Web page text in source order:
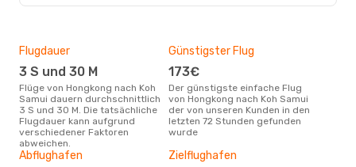
Flugdauer
3 S und 30 M
Flüge von Hongkong nach Koh
Samui dauern durchschnittlich
3 S und 30 M. Die tatsächliche
Flugdauer kann aufgrund
verschiedener Faktoren
abweichen.
Günstigster Flug
173€
Der günstigste einfache Flug
von Hongkong nach Koh Samui
der von unseren Kunden in den
letzten 72 Stunden gefunden
wurde
Abflughafen Zielflughafen